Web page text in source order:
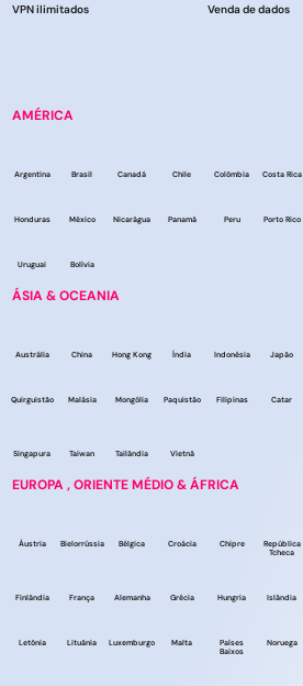
VPN ilimitados
Venda de dados
AMÉRICA
Argentina Brasil Canadá Chile Colômbia Costa Rica
Honduras México Nicarágua Panamá Peru Porto Rico
Uruguai Bolívia
ÁSIA & OCEANIA
Austrália China Hong Kong Índia Indonésia Japão
Quirguistão Malásia Mongólia Paquistão Filipinas Catar
Singapura Taiwan Tailândia Vietnã
EUROPA , ORIENTE MÉDIO & ÁFRICA
Áustria Bielorrússia Bélgica Croácia Chipre
República
Tcheca
Finlândia França Alemanha Grécia Hungria Islândia
Letônia Lituânia Luxemburgo Malta
Países
Baixos
Noruega